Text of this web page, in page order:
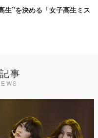
生”を決める「女子高生ミス
事